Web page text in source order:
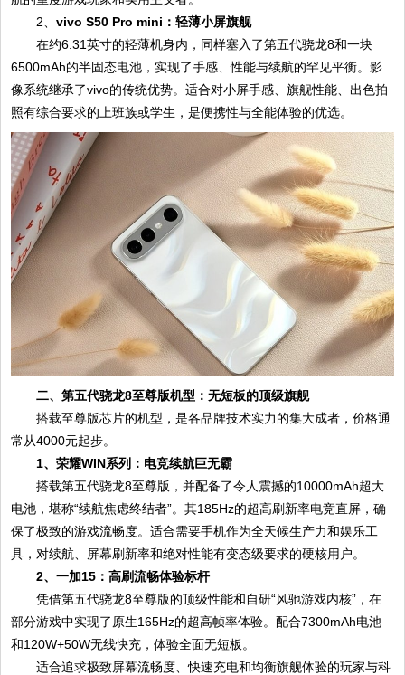
2、vivo S50 Pro mini：轻薄小屏旗舰
在约6.31英寸的轻薄机身内，同样塞入了第五代骁龙8和一块
6500mAh的半固态电池，实现了手感、性能与续航的罕见平衡。影
像系统继承了vivo的传统优势。适合对小屏手感、旗舰性能、出色拍
照有综合要求的上班族或学生，是便携性与全能体验的优选。
二、第五代骁龙8至尊版机型：无短板的顶级旗舰
搭载至尊版芯片的机型，是各品牌技术实力的集大成者，价格通
常从4000元起步。
1、荣耀WIN系列：电竞续航巨无霸
搭载第五代骁龙8至尊版，并配备了令人震撼的10000mAh超大
电池，堪称“续航焦虑终结者”。其185Hz的超高刷新率电竞直屏，确
保了极致的游戏流畅度。适合需要手机作为全天候生产力和娱乐工
具，对续航、屏幕刷新率和绝对性能有变态级要求的硬核用户。
2、一加15：高刷流畅体验标杆
凭借第五代骁龙8至尊版的顶级性能和自研“风驰游戏内核”，在
部分游戏中实现了原生165Hz的超高帧率体验。配合7300mAh电池
和120W+50W无线快充，体验全面无短板。
适合追求极致屏幕流畅度、快速充电和均衡旗舰体验的玩家与科